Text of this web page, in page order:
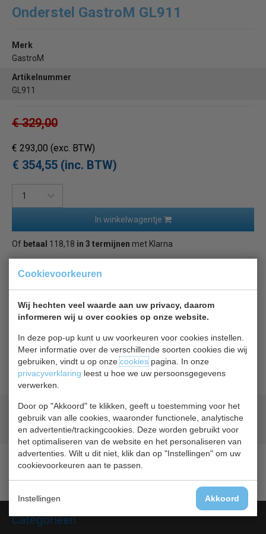
Cookievoorkeuren
Wij hechten veel waarde aan uw privacy, daarom
informeren wij u over cookies op onze website.
In deze pop-up kunt u uw voorkeuren voor cookies instellen.
Meer informatie over de verschillende soorten cookies die wij
gebruiken, vindt u op onzecookiespagina. In onze
privacyverklaring leest u hoe we uw persoonsgegevens
verwerken.
Door op "Akkoord" te klikken, geeft u toestemming voor het
gebruik van alle cookies, waaronder functionele, analytische
en advertentie/trackingcookies. Deze worden gebruikt voor
het optimaliseren van de website en het personaliseren van
advertenties. Wilt u dit niet, klik dan op "Instellingen" om uw
cookievoorkeuren aan te passen.
Instellingen Akkoord
Onderstel GastroM GL911
Merk
GastroM
Artikelnummer
GL911
€ 329,00
€ 293,00 (exc. BTW)
€ 354,55 (inc. BTW)
In winkelwagentje
Of betaal 118,18 in 3 termijnen met Klarna
Terug naar overzicht
Beschrijving Specificaties
Gastro M GL911 onderstel 60/60 met verstelbare poten.
Gastro-M is de onmisbare schakel in iedere professionele
keuken.
Geld terug
prijsgarantie
Lage prijzen hoge service
Categorieën